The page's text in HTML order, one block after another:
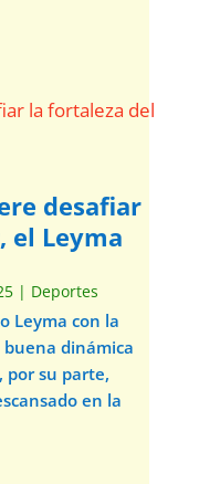
desafiar
el Leyma
| Deportes
Leyma con la
dinámica
por su parte,
en la